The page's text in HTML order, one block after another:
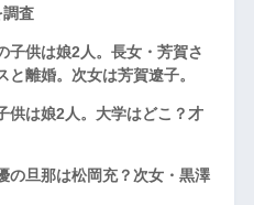
調査
子供は娘2人。長女・芳賀さ
離婚。次女は芳賀遼子。
供は娘2人。大学はどこ？才
の旦那は松岡充？次女・黒澤